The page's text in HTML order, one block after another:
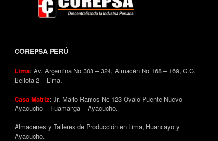
COREPSA PERÚ
Lima: Av. Argentina No 308 – 324, Almacén No 168 – 169, C.C.
Bellota 2 – Lima.
Casa Matriz: Jr. Mario Ramos No 123 Ovalo Puente Nuevo
Ayacucho – Huamanga – Ayacucho.
Almacenes y Talleres de Producción en Lima, Huancayo y
Ayacucho.